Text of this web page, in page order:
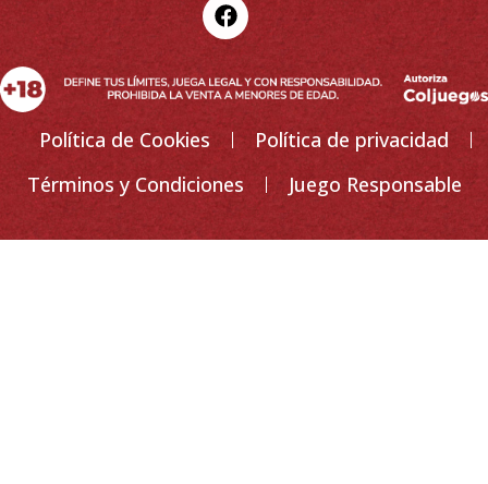
Política de Cookies
Política de privacidad
Términos y Condiciones
Juego Responsable